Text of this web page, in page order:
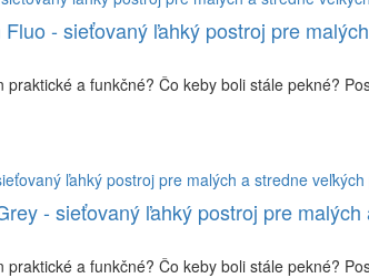
- sieťovaný ľahký postroj pre
a funkčné? Čo keby boli stále pekné?
- sieťovaný ľahký postroj pre
a funkčné? Čo keby boli stále pekné?